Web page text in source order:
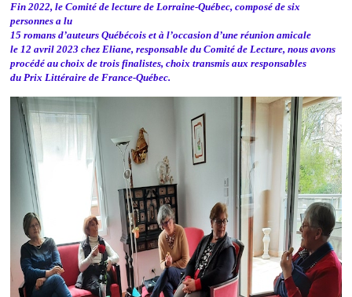
Fin 2022, le Comité de lecture de Lorraine-Québec, composé de six
personnes a lu
15 romans d’auteurs Québécois et à l’occasion d’une réunion amicale
le 12 avril 2023 chez Eliane, responsable du Comité de Lecture, nous avons
procédé au choix de trois finalistes, choix transmis aux responsables
du Prix Littéraire de France-Québec.